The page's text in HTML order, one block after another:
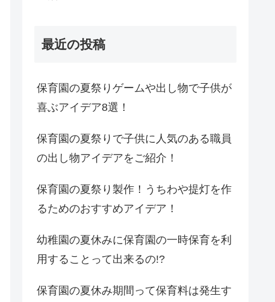
最近の投稿
保育園の夏祭りゲームや出し物で子供が
喜ぶアイデア8選！
保育園の夏祭りで子供に人気のある職員
の出し物アイデアをご紹介！
保育園の夏祭り製作！うちわや提灯を作
るためのおすすめアイデア！
幼稚園の夏休みに保育園の一時保育を利
用することって出来るの!?
保育園の夏休み期間って保育料は発生す